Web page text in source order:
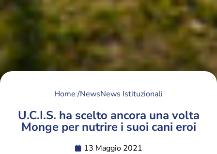
Home /NewsNews Istituzionali
U.C.I.S. ha scelto ancora una volta
Monge per nutrire i suoi cani eroi
13 Maggio 2021